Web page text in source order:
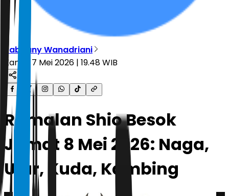
Rabbany Wanadriani
Kamis, 7 Mei 2026 | 19.48 WIB
Ramalan Shio Besok
Jumat 8 Mei 2026: Naga,
Ular, Kuda, Kambing